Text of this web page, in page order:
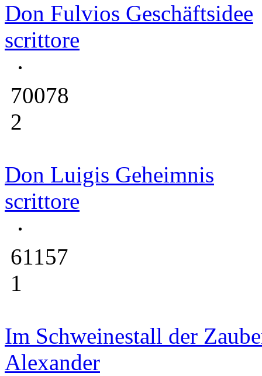
Don Fulvios Geschäftsidee
scrittore
70078
2
Don Luigis Geheimnis
scrittore
61157
1
Im Schweinestall der
Alexander